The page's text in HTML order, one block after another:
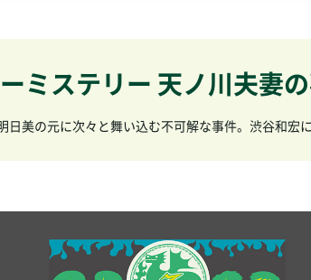
ミステリー 天ノ川夫妻
美の元に次々と舞い込む不可解な事件。渋谷和宏